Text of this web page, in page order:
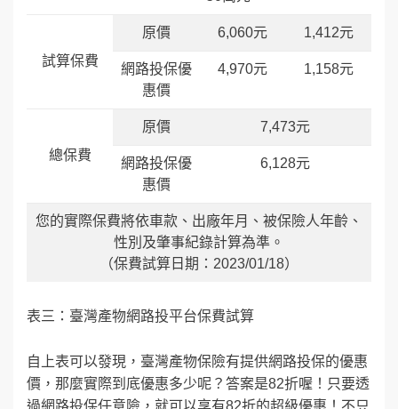
試算保費
原價 6,060元 1,412元
網路投保優
惠價
4,970元 1,158元
總保費
原價 7,473元
網路投保優
惠價
6,128元
您的實際保費將依車款、出廠年月、被保險人年齡、
性別及肇事紀錄計算為準。
（保費試算日期：2023/01/18）
表三：臺灣產物網路投平台保費試算
自上表可以發現，臺灣產物保險有提供網路投保的優惠
價，那麼實際到底優惠多少呢？答案是82折喔！只要透
過網路投保任意險，就可以享有82折的超級優惠！不只